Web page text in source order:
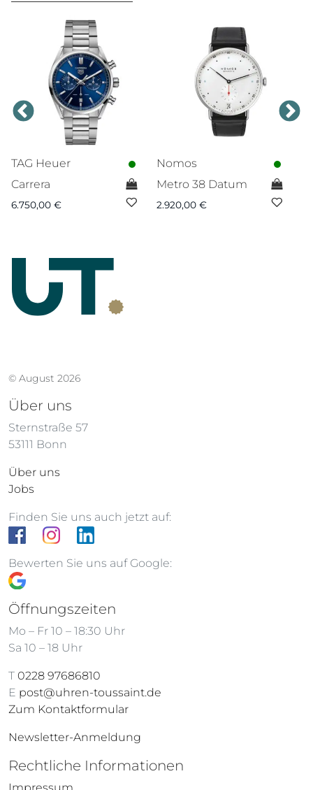
TAG Heuer
Carrera
6.750,00 €
Nomos
Metro 38 Datum
2.920,00 €
© August 2026
Über uns
Sternstraße 57
53111 Bonn
Über uns
Jobs
Finden Sie uns auch jetzt auf:
Bewerten Sie uns auf Google:
Öffnungszeiten
Mo – Fr 10 – 18:30 Uhr
Sa 10 – 18 Uhr
T 0228 97686810
E post@uhren-toussaint.de
Zum Kontaktformular
Newsletter-Anmeldung
Rechtliche Informationen